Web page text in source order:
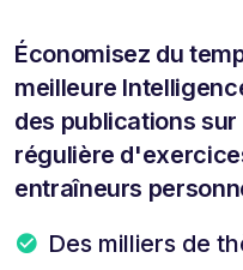
Économisez du
meilleure
des publications
régulière
entraîneurs
Des milliers de